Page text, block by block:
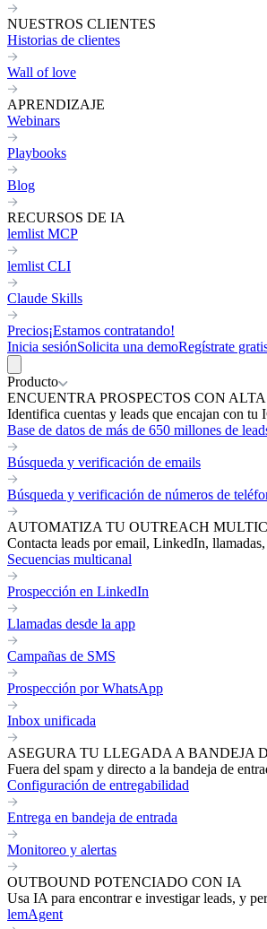
NUESTROS CLIENTES
Historias de clientes
Wall of love
APRENDIZAJE
Webinars
Playbooks
Blog
RECURSOS DE IA
lemlist MCP
lemlist CLI
Claude Skills
Precios¡Estamos contratando!
Inicia sesiónSolicita una demoRegístrate
Producto
ENCUENTRA PROSPECTOS CON
Identifica cuentas y leads que encajan con tu
Base de datos de más de 650 millones de
Búsqueda y verificación de emails
Búsqueda y verificación de números de
AUTOMATIZA TU OUTREACH
Contacta leads por email, LinkedIn,
Secuencias multicanal
Prospección en LinkedIn
Llamadas desde la app
Campañas de SMS
Prospección por WhatsApp
Inbox unificada
ASEGURA TU LLEGADA A BANDEJA
Fuera del spam y directo a la bandeja de
Configuración de entregabilidad
Entrega en bandeja de entrada
Monitoreo y alertas
OUTBOUND POTENCIADO CON IA
Usa IA para encontrar e investigar leads, y
lemAgent